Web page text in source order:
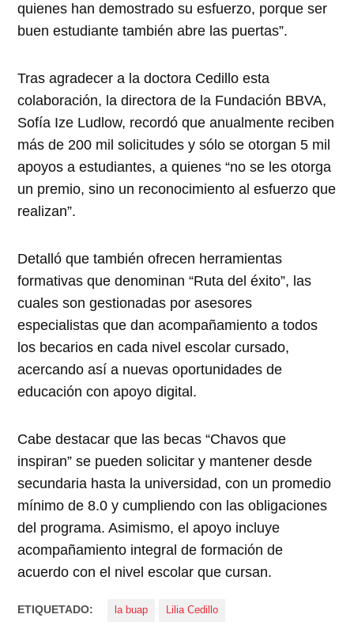
quienes han demostrado su esfuerzo, porque ser
buen estudiante también abre las puertas”.
Tras agradecer a la doctora Cedillo esta
colaboración, la directora de la Fundación BBVA,
Sofía Ize Ludlow, recordó que anualmente reciben
más de 200 mil solicitudes y sólo se otorgan 5 mil
apoyos a estudiantes, a quienes “no se les otorga
un premio, sino un reconocimiento al esfuerzo que
realizan”.
Detalló que también ofrecen herramientas
formativas que denominan “Ruta del éxito”, las
cuales son gestionadas por asesores
especialistas que dan acompañamiento a todos
los becarios en cada nivel escolar cursado,
acercando así a nuevas oportunidades de
educación con apoyo digital.
Cabe destacar que las becas “Chavos que
inspiran” se pueden solicitar y mantener desde
secundaria hasta la universidad, con un promedio
mínimo de 8.0 y cumpliendo con las obligaciones
del programa. Asimismo, el apoyo incluye
acompañamiento integral de formación de
acuerdo con el nivel escolar que cursan.
ETIQUETADO: la buap Lilia Cedillo